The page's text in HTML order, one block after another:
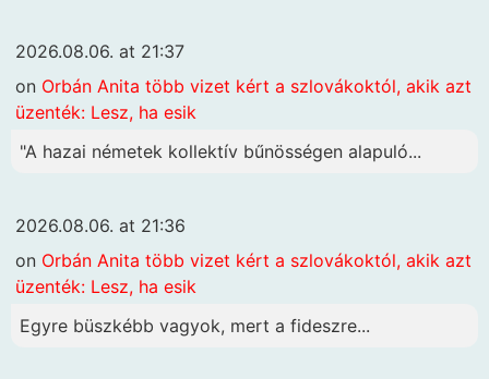
2026.08.06. at 21:37
on Orbán Anita több vizet kért a szlovákoktól, akik azt
üzenték: Lesz, ha esik
"A hazai németek kollektív bűnösségen alapuló...
2026.08.06. at 21:36
on Orbán Anita több vizet kért a szlovákoktól, akik azt
üzenték: Lesz, ha esik
Egyre büszkébb vagyok, mert a fideszre...